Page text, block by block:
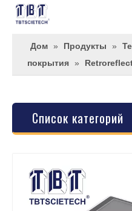
Дом » Продукты »
покрытия »
Список категорий